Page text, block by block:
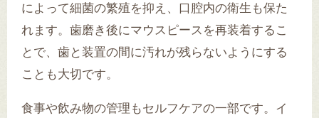
によって細菌の繁殖を抑え、口腔内の衛生も保た
れます。歯磨き後にマウスピースを再装着するこ
とで、歯と装置の間に汚れが残らないようにする
ことも大切です。
食事や飲み物の管理もセルフケアの一部です。イ